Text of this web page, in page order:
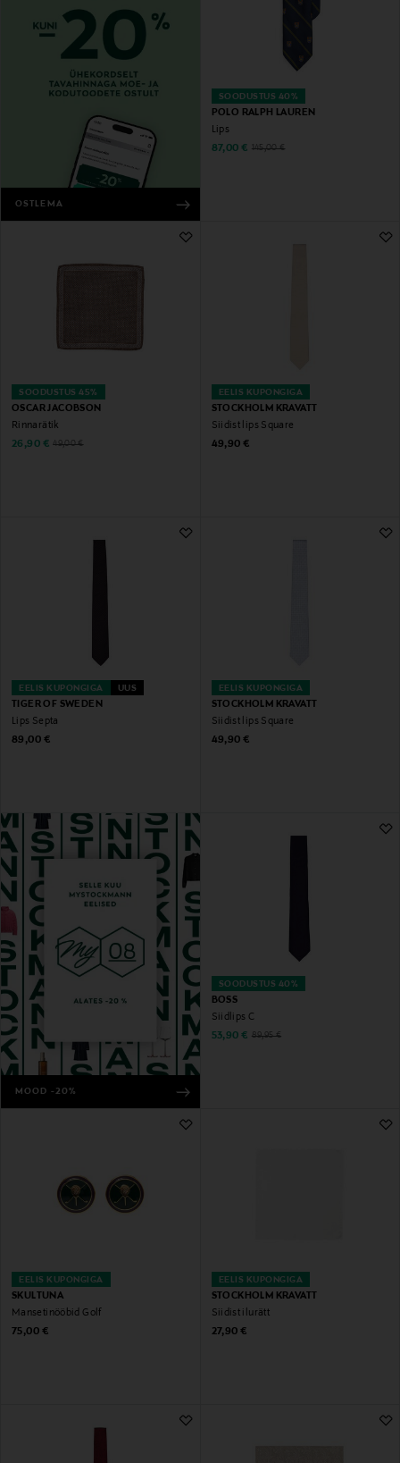
OSTLEMA
SOODUSTUS 40%
POLO RALPH LAUREN
Lips
Discounted Price
87,00 € Original Price
145,00 €
SOODUSTUS 45%
OSCAR JACOBSON
Rinnarätik
Discounted Price
26,90 € Original Price
49,00 €
EELIS KUPONGIGA
STOCKHOLM KRAVATT
Siidist lips Square
Original Price
49,90 €
EELIS KUPONGIGA UUS
TIGER OF SWEDEN
Lips Septa
Original Price
89,00 €
EELIS KUPONGIGA
STOCKHOLM KRAVATT
Siidist lips Square
Original Price
49,90 €
MOOD -20%
SOODUSTUS 40%
BOSS
Siidlips C
Discounted Price
53,90 € Original Price
89,95 €
EELIS KUPONGIGA
SKULTUNA
Mansetinööbid Golf
Original Price
75,00 €
EELIS KUPONGIGA
STOCKHOLM KRAVATT
Siidist ilurätt
Original Price
27,90 €